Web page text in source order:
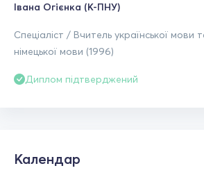
Івана Огієнка (К-ПНУ)
Спеціаліст / Вчитель української мови
німецької мови (1996)
Диплом підтверджений
Календар